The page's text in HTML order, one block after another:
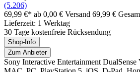
(5.206)
69,99 €* ab 0,00 € Versand 69,99 €
Lieferzeit: 1 Werktag
30 Tage kostenfreie Rücksendung
Shop-Info
Zum Anbieter
Sony Interactive Entertainment